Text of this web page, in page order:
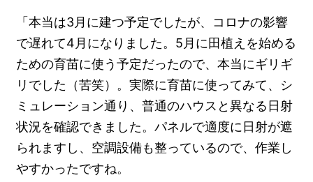
「本当は3月に建つ予定でしたが、コロナの影響
で遅れて4月になりました。5月に田植えを始める
ための育苗に使う予定だったので、本当にギリギ
リでした（苦笑）。実際に育苗に使ってみて、シ
ミュレーション通り、普通のハウスと異なる日射
状況を確認できました。パネルで適度に日射が遮
られますし、空調設備も整っているので、作業し
やすかったですね。